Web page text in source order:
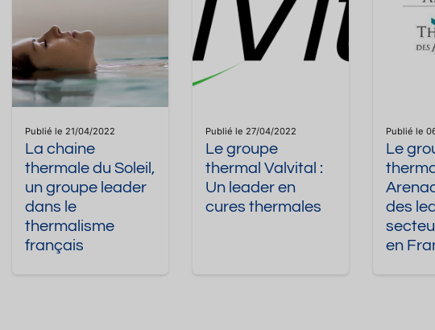
Publié le 21/04/2022
La chaine
thermale du Soleil,
un groupe leader
dans le
thermalisme
français
Publié le 27/04/2022
Le groupe
thermal Valvital :
Un leader en
cures thermales
Publié le
Le
des
en